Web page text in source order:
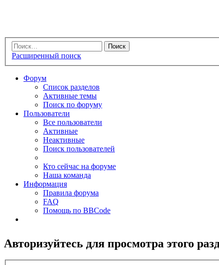
Расширенный поиск
Форум
Список разделов
Активные темы
Поиск по форуму
Пользователи
Все пользователи
Активные
Неактивные
Поиск пользователей
Кто сейчас на форуме
Наша команда
Информация
Правила форума
FAQ
Помощь по BBCode
Авторизуйтесь для просмотра этого